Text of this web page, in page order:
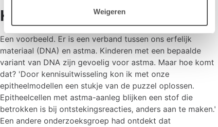
Weigeren
Kinderen beschermen
Een voorbeeld. Er is een verband tussen ons erfelijk
materiaal (DNA) en astma. Kinderen met een bepaalde
variant van DNA zijn gevoelig voor astma. Maar hoe komt
dat? 'Door kennisuitwisseling kon ik met onze
epitheelmodellen een stukje van de puzzel oplossen.
Epitheelcellen met astma-aanleg blijken een stof die
betrokken is bij ontstekingsreacties, anders aan te maken.'
Een andere onderzoeksgroep had ontdekt dat